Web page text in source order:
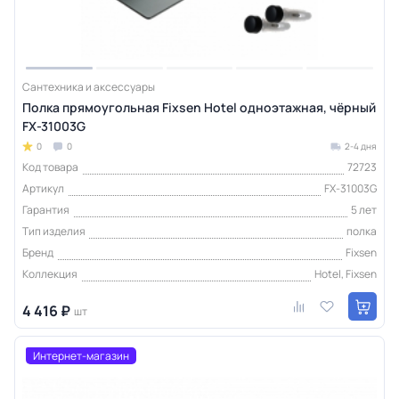
Сантехника и аксессуары
Полка прямоугольная Fixsen Hotel одноэтажная, чёрный
FX-31003G
0 0 2-4 дня
Код товара
72723
Артикул
FX-31003G
Гарантия
5 лет
Тип изделия
полка
Бренд
Fixsen
Коллекция
Hotel, Fixsen
4 416 ₽ шт
Интернет-магазин